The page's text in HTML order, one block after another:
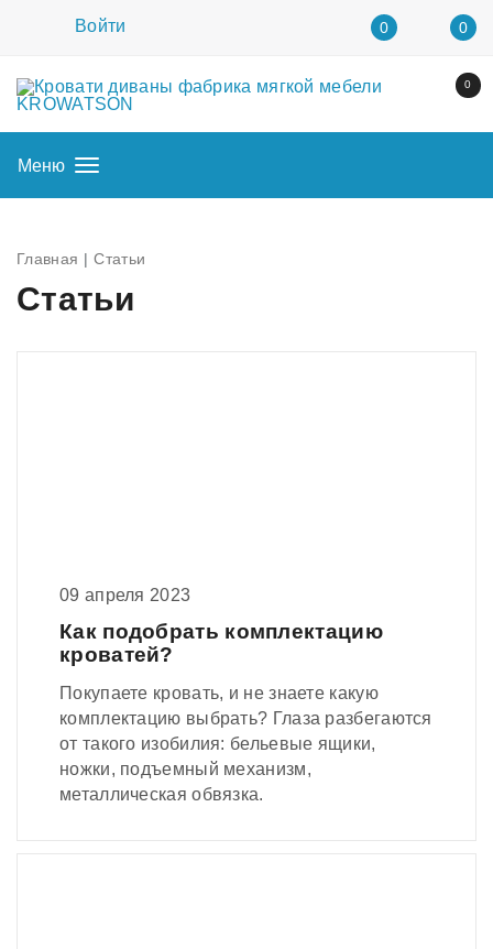
Войти 0 0
0
Меню
Главная Статьи
Статьи
09 апреля 2023
Как подобрать комплектацию
кроватей?
Покупаете кровать, и не знаете какую
комплектацию выбрать? Глаза разбегаются
от такого изобилия: бельевые ящики,
ножки, подъемный механизм,
металлическая обвязка.